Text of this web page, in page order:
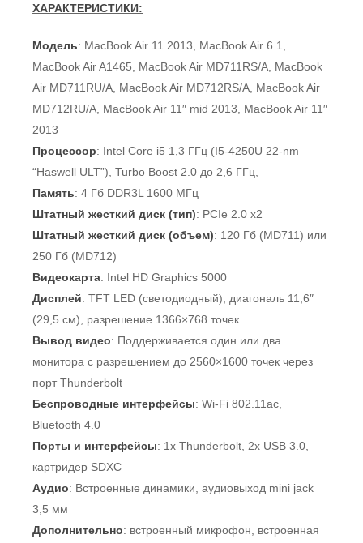
ХАРАКТЕРИСТИКИ:
Модель: MacBook Air 11 2013, MacBook Air 6.1,
MacBook Air A1465, MacBook Air MD711RS/A, MacBook
Air MD711RU/A, MacBook Air MD712RS/A, MacBook Air
MD712RU/A, MacBook Air 11″ mid 2013, MacBook Air 11″
2013
Процессор: Intel Core i5 1,3 ГГц (I5-4250U 22-nm
“Haswell ULT”), Turbo Boost 2.0 до 2,6 ГГц,
Память: 4 Гб DDR3L 1600 МГц
Штатный жесткий диск (тип): PCIe 2.0 x2
Штатный жесткий диск (объем): 120 Гб (MD711) или
250 Гб (MD712)
Видеокарта: Intel HD Graphics 5000
Дисплей: TFT LED (светодиодный), диагональ 11,6″
(29,5 см), разрешение 1366×768 точек
Вывод видео: Поддерживается один или два
монитора с разрешением до 2560×1600 точек через
порт Thunderbolt
Беспроводные интерфейсы: Wi-Fi 802.11ac,
Bluetooth 4.0
Порты и интерфейсы: 1x Thunderbolt, 2x USB 3.0,
картридер SDXC
Аудио: Встроенные динамики, аудиовыход mini jack
3,5 мм
Дополнительно: встроенный микрофон, встроенная